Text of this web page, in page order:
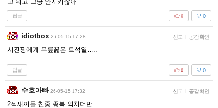
고 뭐고 그냥 안지키잖아
답글 0
0
idiotbox 26-05-15 17:28 신고 | 공감 확인
시진핑에게 무릎꿇은 트석열…..
답글 0
0
수호아빠 26-05-15 17:32 신고 | 공감 확인
2찍새끼들 친중 종북 외치더만